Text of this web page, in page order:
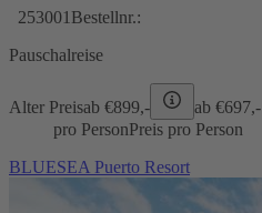
253001 Bestellnr.:
Pauschalreise
Alter Preisab €899,- ab €697,-
pro PersonPreis pro Person
BLUESEA Puerto Resort